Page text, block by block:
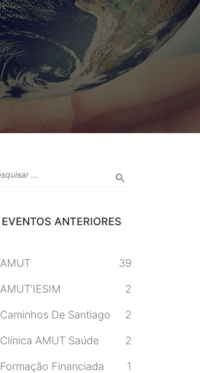
EVENTOS ANTERIORES
AMUT 39
AMUT'IESIM 2
Caminhos De Santiago 2
Clínica AMUT Saúde 2
Formação Financiada 1